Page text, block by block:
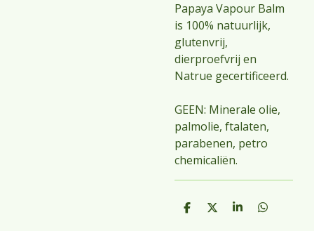
Papaya Vapour Balm
is 100% natuurlijk,
glutenvrij,
dierproefvrij en
Natrue gecertificeerd.
GEEN: Minerale olie,
palmolie, ftalaten,
parabenen, petro
chemicaliën.
D
D
S
D